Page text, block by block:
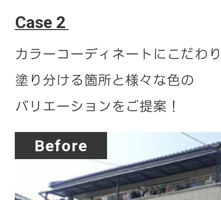
Case 2
カラーコーディネートにこだわ
塗り分ける箇所と様々な色の
バリエーションをご提案！
Before